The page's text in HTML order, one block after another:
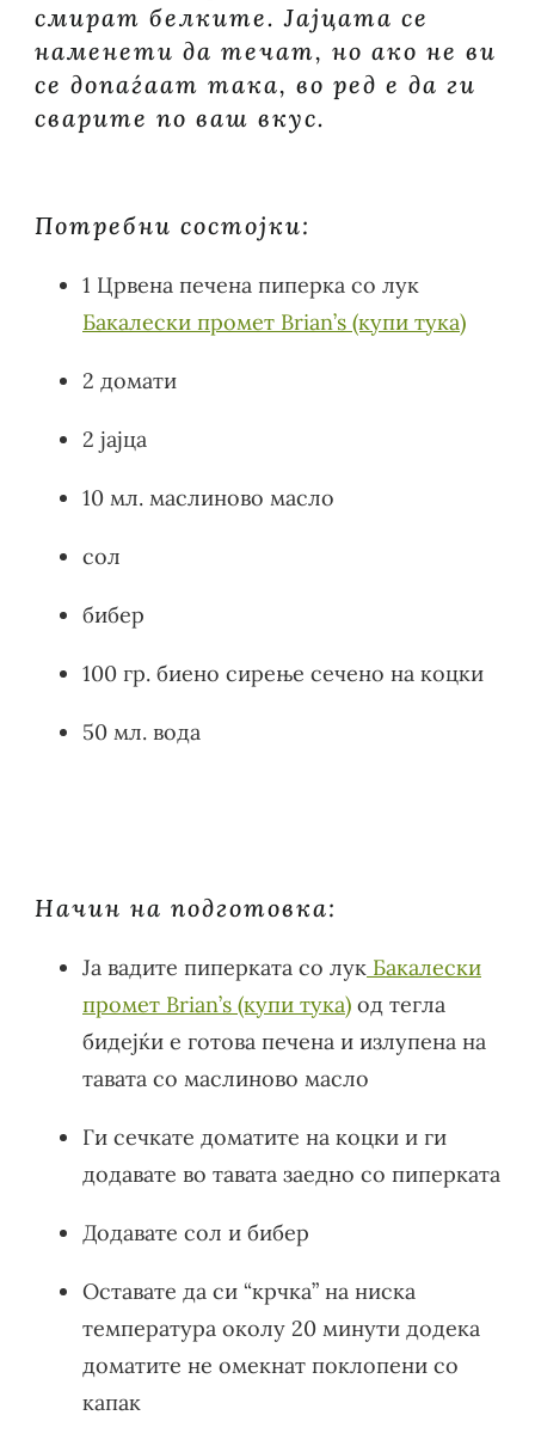
смират белките. Јајцата се
наменети да течат, но ако не ви
се допаѓаат така, во ред е да ги
сварите по ваш вкус.
Потребни состојки:
1 Црвена печена пиперка со лук
Бакалески промет Brian’s (купи тука)
2 домати
2 јајца
10 мл. маслиново масло
сол
бибер
100 гр. биено сирење сечено на коцки
50 мл. вода
Начин на подготовка:
Ја вадите пиперката со лук Бакалески
промет Brian’s (купи тука) од тегла
бидејќи е готова печена и излупена на
тавата со маслиново масло
Ги сечкате доматите на коцки и ги
додавате во тавата заедно со пиперката
Додавате сол и бибер
Оставате да си “крчка” на ниска
температура околу 20 минути додека
доматите не омекнат поклопени со
капак